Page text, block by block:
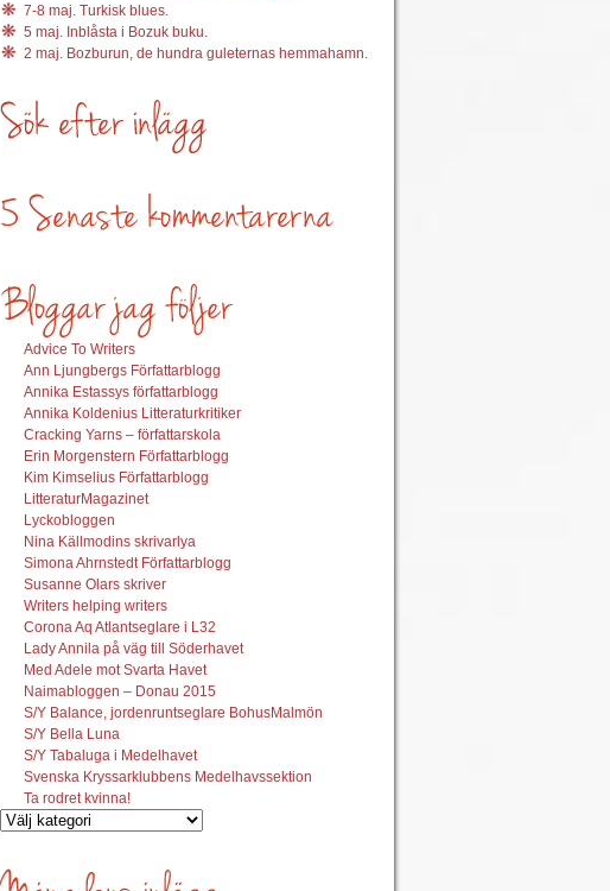
7-8 maj. Turkisk blues.
5 maj. Inblåsta i Bozuk buku.
2 maj. Bozburun, de hundra guleternas hemmahamn.
Advice To Writers
Ann Ljungbergs Författarblogg
Annika Estassys författarblogg
Annika Koldenius Litteraturkritiker
Cracking Yarns – författarskola
Erin Morgenstern Författarblogg
Kim Kimselius Författarblogg
LitteraturMagazinet
Lyckobloggen
Nina Källmodins skrivarlya
Simona Ahrnstedt Författarblogg
Susanne Olars skriver
Writers helping writers
Corona Aq Atlantseglare i L32
Lady Annila på väg till Söderhavet
Med Adele mot Svarta Havet
Naimabloggen – Donau 2015
S/Y Balance, jordenruntseglare BohusMalmön
S/Y Bella Luna
S/Y Tabaluga i Medelhavet
Svenska Kryssarklubbens Medelhavssektion
Ta rodret kvinna!
Vilka
söks?